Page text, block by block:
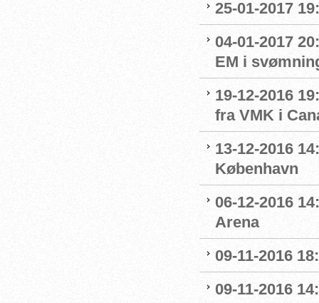
25-01-2017
04-01-2017
EM i
19-12-2016
fra VMK i
13-12-2016
København
06-12-2016
Arena
09-11-2016
09-11-2016